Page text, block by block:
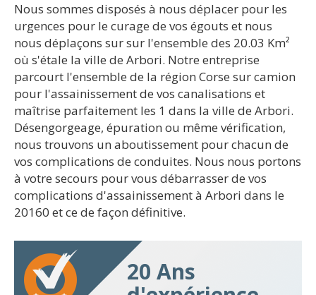
Nous sommes disposés à nous déplacer pour les
urgences pour le curage de vos égouts et nous
nous déplaçons sur sur l'ensemble des 20.03 Km²
où s'étale la ville de Arbori. Notre entreprise
parcourt l'ensemble de la région Corse sur camion
pour l'assainissement de vos canalisations et
maîtrise parfaitement les 1 dans la ville de Arbori.
Désengorgeage, épuration ou même vérification,
nous trouvons un aboutissement pour chacun de
vos complications de conduites. Nous nous portons
à votre secours pour vous débarrasser de vos
complications d'assainissement à Arbori dans le
20160 et ce de façon définitive.
20 Ans